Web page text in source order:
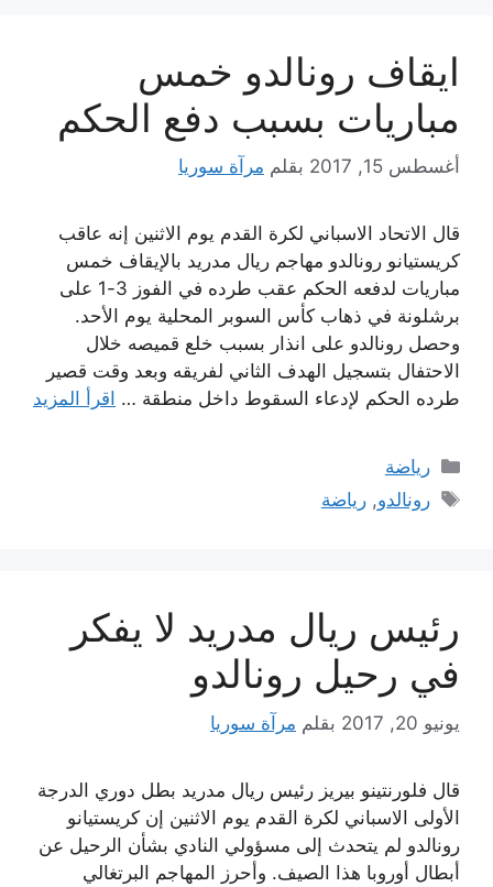
ايقاف رونالدو خمس
مباريات بسبب دفع الحكم
أغسطس 15, 2017 بقلم مرآة سوريا
قال الاتحاد الاسباني لكرة القدم يوم الاثنين إنه عاقب
كريستيانو رونالدو مهاجم ريال مدريد بالإيقاف خمس
مباريات لدفعه الحكم عقب طرده في الفوز 3-1 على
برشلونة في ذهاب كأس السوبر المحلية يوم الأحد.
وحصل رونالدو على انذار بسبب خلع قميصه خلال
الاحتفال بتسجيل الهدف الثاني لفريقه وبعد وقت قصير
طرده الحكم لإدعاء السقوط داخل منطقة … اقرأ المزيد
التصنيفات
رياضة
الوسوم
رونالدو,رياضة
رئيس ريال مدريد لا يفكر
في رحيل رونالدو
يونيو 20, 2017 بقلم مرآة سوريا
قال فلورنتينو بيريز رئيس ريال مدريد بطل دوري الدرجة
الأولى الاسباني لكرة القدم يوم الاثنين إن كريستيانو
رونالدو لم يتحدث إلى مسؤولي النادي بشأن الرحيل عن
أبطال أوروبا هذا الصيف. وأحرز المهاجم البرتغالي